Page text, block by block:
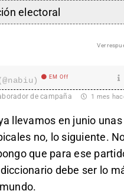
electoral
Ver
EM Off
de campaña 1 mes
llevamos en junio
no, lo siguiente.
que para ese
debe ser lo